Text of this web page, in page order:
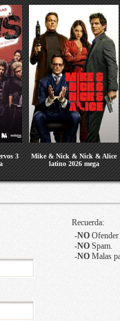
3
Mike & Nick & Nick & Alice
latino 2026 mega
Recuerda:
-NOOfender
-NOSpam.
-NOMalas